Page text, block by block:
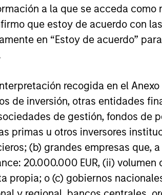
a la que se acceda
que estoy de acuerdo con las
en “Estoy de acuerdo”
recogida en el Anexo
de inversión, otras entidades
de gestión, fondos de
primas u otros inversores
(b) grandes empresas
20.000.000 EUR, (ii)
propia; o (c) gobiernos
TALES FROM THE EMERGING WORLD
Despite all the rhetoric coming from
Washington, Mexico’s exports to the
States reached record highs in 2025.
as Jitania Kandhari points out, the
country’s outlook is shaped by more
just international trade. Much of
future growth will depend on how
effectively President Sheinbaum’s
14-MAY-2026